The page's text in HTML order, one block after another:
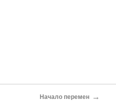
Начало перемен →